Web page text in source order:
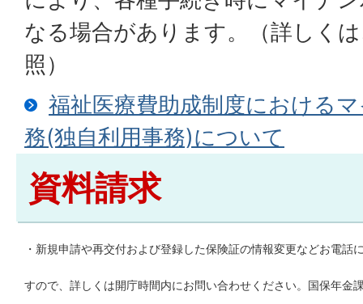
なる場合があります。（詳しく
照）
福祉医療費助成制度における
務(独自利用事務)について
資料請求
・新規申請や再交付および登録した保険証の情報変更などお電話
すので、詳しくは開庁時間内にお問い合わせください。国保年金